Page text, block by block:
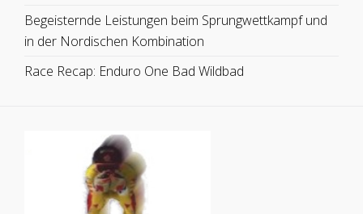
Begeisternde Leistungen beim Sprungwettkampf und
in der Nordischen Kombination
Race Recap: Enduro One Bad Wildbad